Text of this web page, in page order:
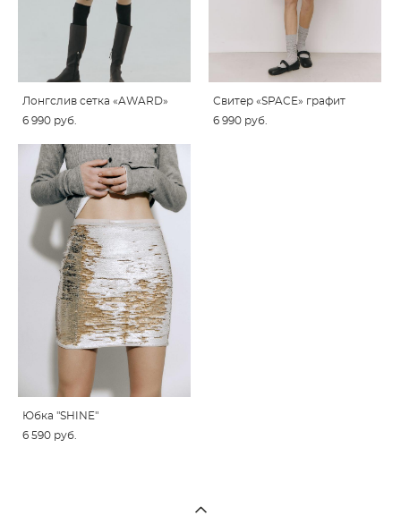
Лонгслив сетка «AWARD»
6 990 pуб.
Свитер «SPACE» графит
6 990 pуб.
Юбка "SHINE"
6 590 pуб.